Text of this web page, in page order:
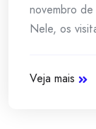
novembro
Nele, os
Veja mais